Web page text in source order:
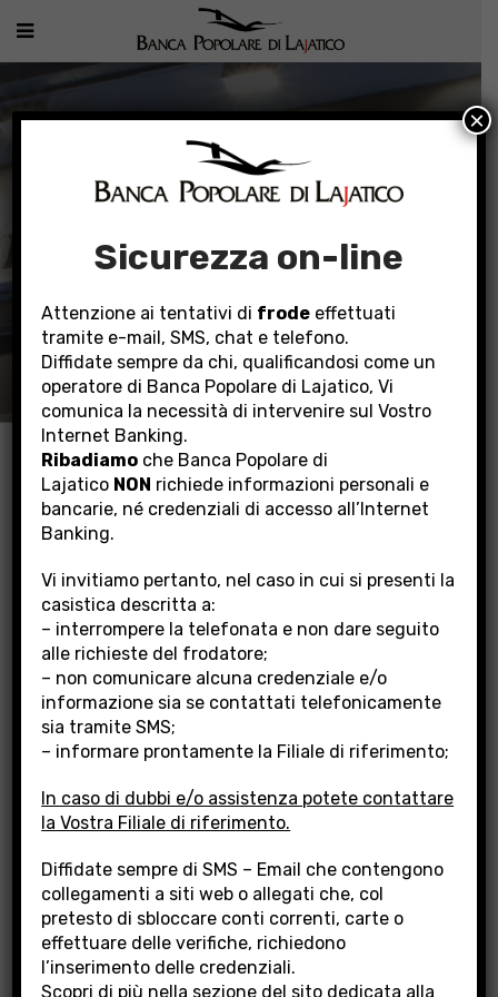
LA BANCA
Home La Banca
Rete Territoriale
Filiale Santa Croce sull’Arno
FILIALE SANTA CROCE
SULL’ARNO
Indirizzo:
Via XXV Aprile, 4/A – 56029 S. Croce Sull’Arno (PI)
Sicurezza on-line
Attenzione ai tentativi di frode effettuati
tramite e-mail, SMS, chat e telefono.
Diffidate sempre da chi, qualificandosi come un
operatore di Banca Popolare di Lajatico, Vi
comunica la necessità di intervenire sul Vostro
Internet Banking.
Ribadiamo che Banca Popolare di
Lajatico NON richiede informazioni personali e
bancarie, né credenziali di accesso all’Internet
Banking.
Vi invitiamo pertanto, nel caso in cui si presenti la
casistica descritta a:
– interrompere la telefonata e non dare seguito
alle richieste del frodatore;
– non comunicare alcuna credenziale e/o
informazione sia se contattati telefonicamente
sia tramite SMS;
– informare prontamente la Filiale di riferimento;
In caso di dubbi e/o assistenza potete contattare
la Vostra Filiale di riferimento.
Diffidate sempre di SMS – Email che contengono
collegamenti a siti web o allegati che, col
pretesto di sbloccare conti correnti, carte o
effettuare delle verifiche, richiedono
l’inserimento delle credenziali.
Scopri di più nella sezione del sito dedicata alla
×